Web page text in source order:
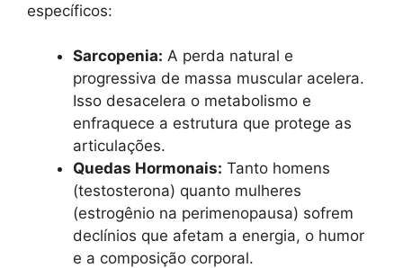
específicos:
Sarcopenia: A perda natural e
progressiva de massa muscular acelera.
Isso desacelera o metabolismo e
enfraquece a estrutura que protege as
articulações.
Quedas Hormonais: Tanto homens
(testosterona) quanto mulheres
(estrogênio na perimenopausa) sofrem
declínios que afetam a energia, o humor
e a composição corporal.